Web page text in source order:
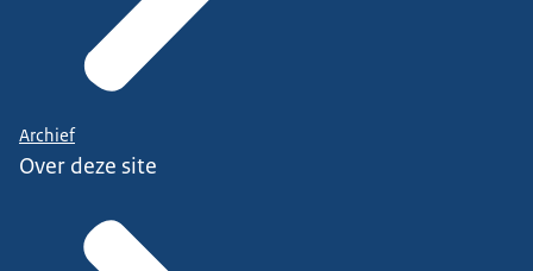
Archief
Over deze site